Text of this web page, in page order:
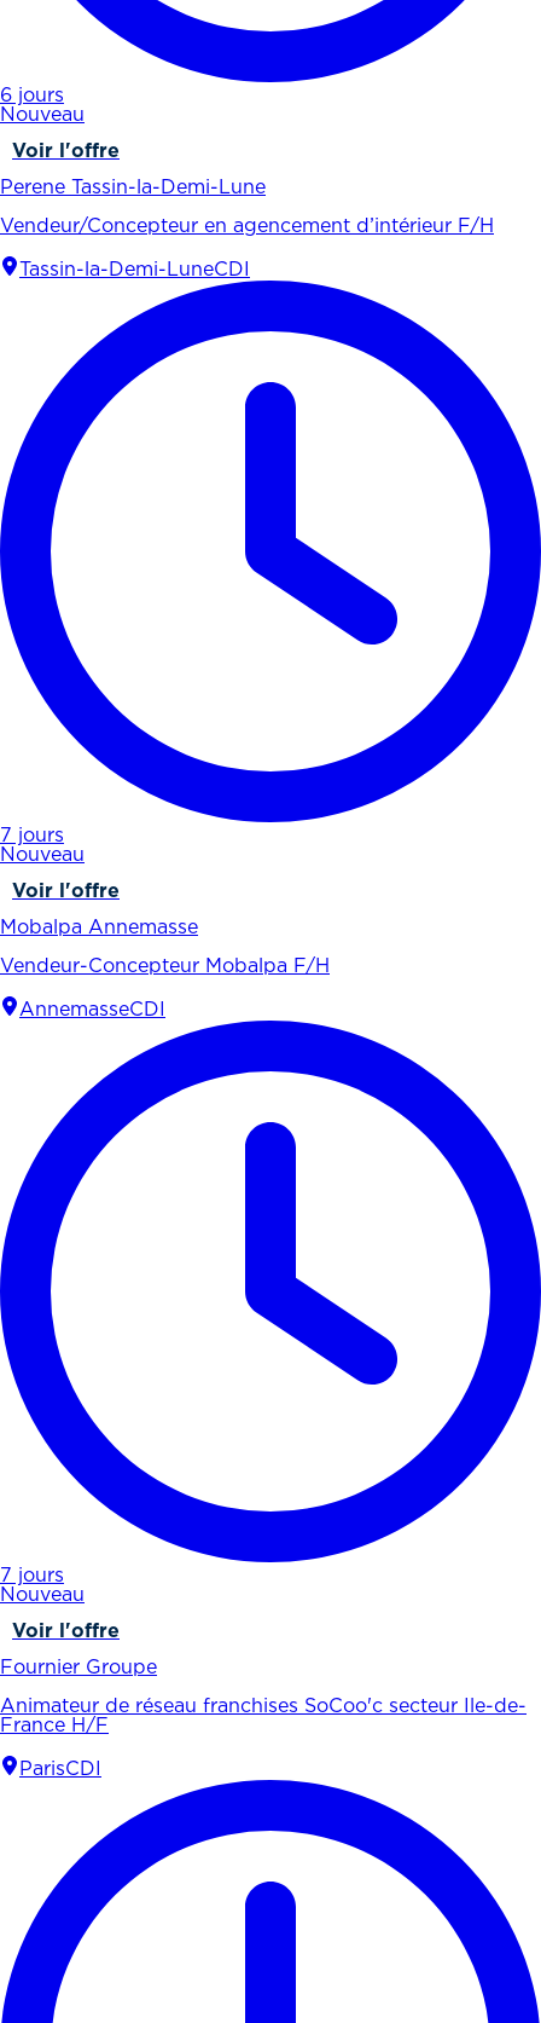
6 jours
Nouveau
Voir l'offre
Perene Tassin-la-Demi-Lune
Vendeur/Concepteur en agencement d’intérieur F/H
Tassin-la-Demi-LuneCDI
7 jours
Nouveau
Voir l'offre
Mobalpa Annemasse
Vendeur-Concepteur Mobalpa F/H
AnnemasseCDI
7 jours
Nouveau
Voir l'offre
Fournier Groupe
Animateur de réseau franchises SoCoo'c secteur Ile-de-
France H/F
ParisCDI